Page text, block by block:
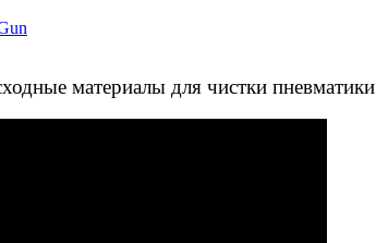
материалы для чистки пневматики